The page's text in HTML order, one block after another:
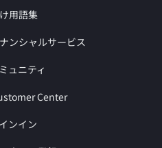
用語集
ンシャルサービス
ュニティ
Center
ンイン